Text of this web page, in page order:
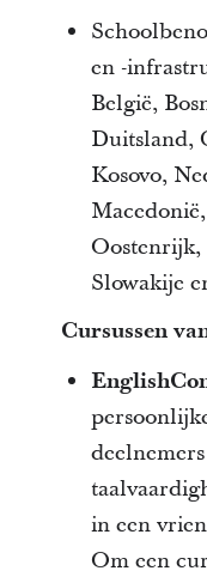
en -
België,
Duitsland,
Kosovo,
Oostenrijk,
Slowakije
Cursussen
in een
Om een